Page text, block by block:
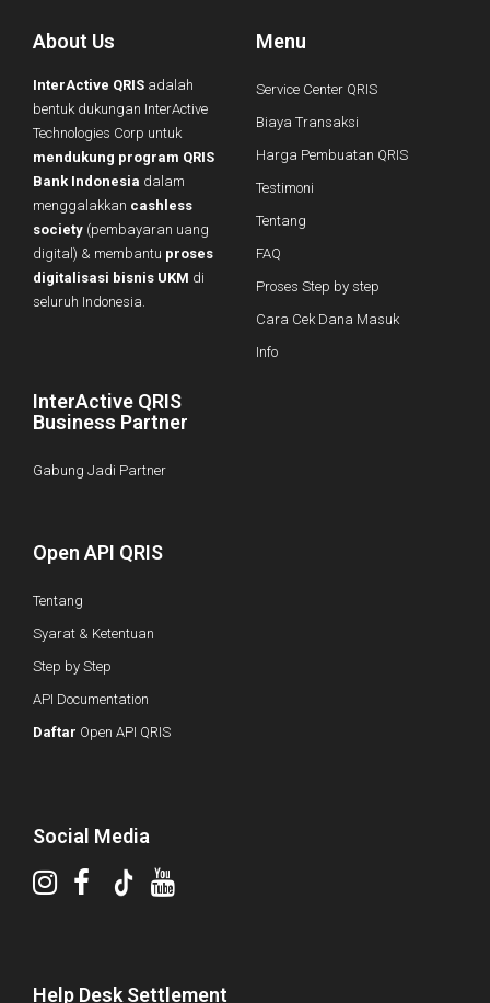
About Us
InterActive QRIS adalah
bentuk dukungan InterActive
Technologies Corp untuk
mendukung program QRIS
Bank Indonesia dalam
menggalakkan cashless
society (pembayaran uang
digital) & membantu proses
digitalisasi bisnis UKM di
seluruh Indonesia.
InterActive QRIS
Business Partner
Gabung Jadi Partner
Menu
Service Center QRIS
Biaya Transaksi
Harga Pembuatan QRIS
Testimoni
Tentang
FAQ
Proses Step by step
Cara Cek Dana Masuk
Info
Open API QRIS
Tentang
Syarat & Ketentuan
Step by Step
API Documentation
Daftar Open API QRIS
Social Media
Help Desk Settlement